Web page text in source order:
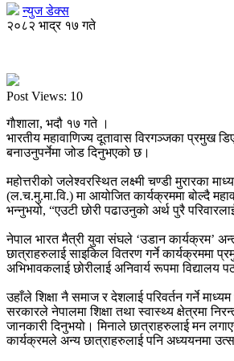
न्युज डेक्स
२०८२ भाद्र १७ गते
Post Views: 10
गाैशाला, भदौ १७ गते ।
भारतीय महावाणिज्य दूतावास विरगञ्जका प्रमुख
बनाउनुपर्नेमा जोड दिनुभएको छ।
महोत्तरीको जलेश्वरस्थित लक्ष्मी चण्डी मुरारका
(ल.च.मु.मा.वि.) मा आयोजित कार्यक्रममा बोल्दै
भन्नुभयो, “एउटी छोरी पढाउनुको अर्थ पुरै
नेपाल भारत मैत्री युवा संघले ‘उडान कार्यक्रम’
छात्राहरुलाई साइकिल वितरण गर्ने कार्यक्रममा
अभिभावकलाई छोरीलाई अनिवार्य रूपमा विद्यालय
उहाँले शिक्षा नै समाज र देशलाई परिवर्तन गर्ने
सरकारले नेपालमा शिक्षा तथा स्वास्थ्य क्षेत्रमा
जानकारी दिनुभयो। मिनाले छात्राहरुलाई मन
कार्यक्रमले अन्य छात्राहरुलाई पनि अध्ययनमा